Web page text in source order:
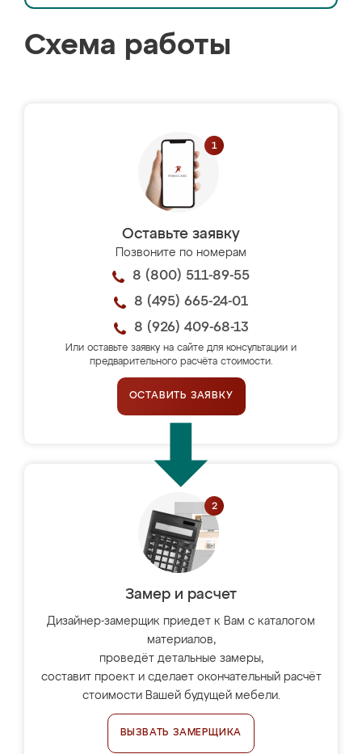
Схема работы
Оставьте заявку
Позвоните по номерам
8 (800) 511-89-55
8 (495) 665-24-01
8 (926) 409-68-13
Или оставьте заявку на сайте для консультации и
предварительного расчёта стоимости.
ОСТАВИТЬ ЗАЯВКУ
Замер и расчет
Дизайнер-замерщик приедет к Вам с каталогом
материалов,
проведёт детальные замеры,
составит проект и сделает окончательный расчёт
стоимости Вашей будущей мебели.
ВЫЗВАТЬ ЗАМЕРЩИКА